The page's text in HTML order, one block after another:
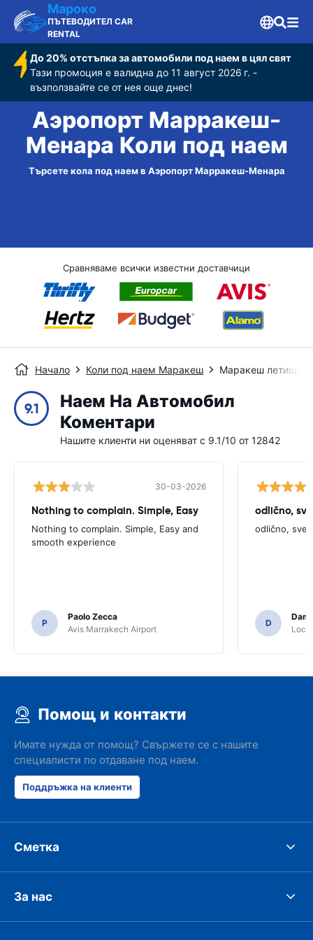
Мароко
ПЪТЕВОДИТЕЛ CAR
RENTAL
До 20% отстъпка за автомобили под наем в цял свят
Тази промоция е валидна до 11 август 2026 г. -
възползвайте се от нея още днес!
Аэропорт Марракеш-
Менара Коли под наем
Търсете кола под наем в Аэропорт Марракеш-Менара
Сравняваме всички известни доставчици
Начало Коли под наем Маракеш Маракеш летище
9.1
Наем На Автомобил
Коментари
Нашите клиенти ни оценяват с 9.1/10 от 12842
30-03-2026
Nothing to complain. Simple, Easy
Nothing to complain. Simple, Easy and
smooth experience
P
Paolo Zecca
Avis Marrakech Airport
odlično,
odlično, sve
D
Помощ и контакти
Имате нужда от помощ? Свържете се с нашите
специалисти по отдаване под наем.
Поддръжка на клиенти
Сметка
За нас